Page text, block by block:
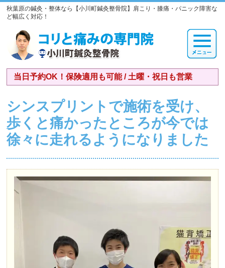
秋葉原の鍼灸・整体なら【小川町鍼灸整骨院】肩こり・膝痛・パニック障害な
ど幅広く対応！
当日予約OK！保険適用も可能 / 土曜・祝日も営業
シンスプリントで施術を受け、
歩くと痛かったところが今では
徐々に走れるようになりました